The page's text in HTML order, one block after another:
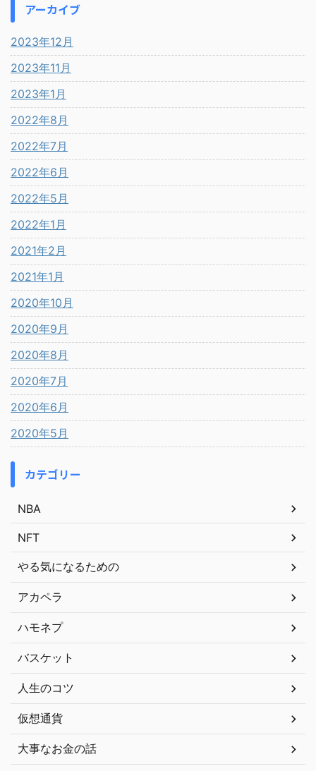
アーカイブ
2023年12月
2023年11月
2023年1月
2022年8月
2022年7月
2022年6月
2022年5月
2022年1月
2021年2月
2021年1月
2020年10月
2020年9月
2020年8月
2020年7月
2020年6月
2020年5月
カテゴリー
NBA
NFT
やる気になるための
アカペラ
ハモネプ
バスケット
人生のコツ
仮想通貨
大事なお金の話